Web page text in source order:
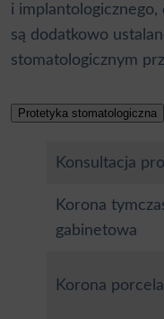
i implantologicznego,
są dodatkowo
stomatologicznym
Protetyka stomatologiczna
Konsultacja
Korona
gabinetowa
Korona